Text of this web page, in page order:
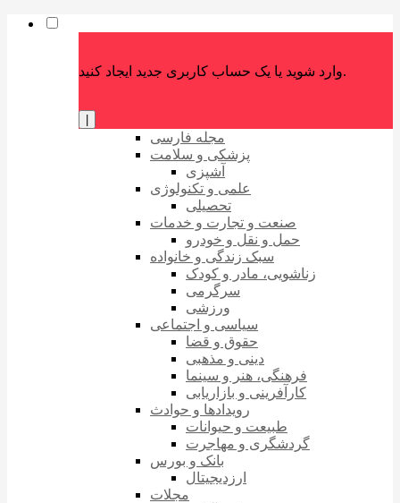
وارد شوید یا یک حساب کاربری جدید ایجاد کنید.
مجله فارسی
پزشکی و سلامت
آشپزی
علمی و تکنولوژی
تحصیلی
صنعت و تجارت و خدمات
حمل و نقل و خودرو
سبک زندگی و خانواده
زناشویی، مادر و کودک
سرگرمی
ورزشی
سیاسی و اجتماعی
حقوق و قضا
دینی و مذهبی
فرهنگی، هنر و سینما
کارآفرینی و بازاریابی
رویدادها و حوادث
طبیعت و حیوانات
گردشگری و مهاجرت
بانک و بورس
ارزدیجیتال
مجلات